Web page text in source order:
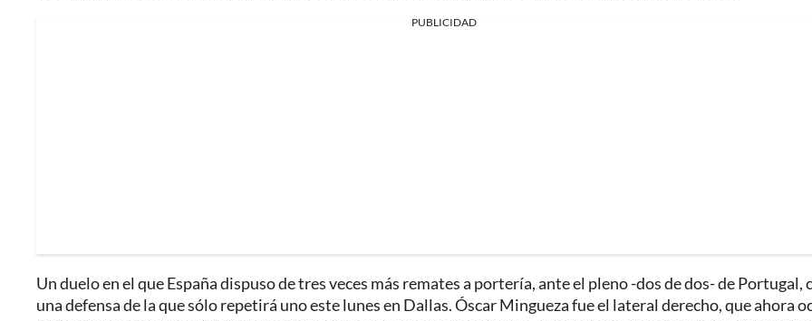
PUBLICIDAD
Un duelo en el que España dispuso de tres veces más remates a portería, ante el pleno -dos de dos- de Portugal,
una defensa de la que sólo repetirá uno este lunes en Dallas. Óscar Mingueza fue el lateral derecho, que ahora